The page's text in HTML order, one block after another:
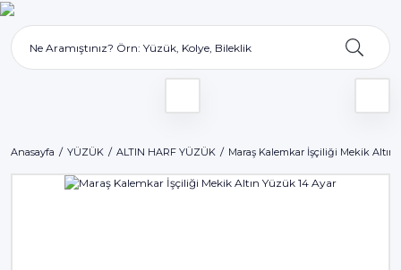
Anasayfa YÜZÜK ALTIN HARF YÜZÜK Maraş Kalemkar İşçiliği Mekik Altın